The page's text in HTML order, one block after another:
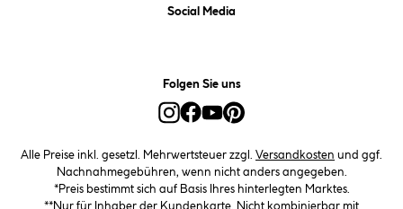
Social Media
Folgen Sie uns
Alle Preise inkl. gesetzl. Mehrwertsteuer zzgl. Versandkosten und ggf.
Nachnahmegebühren, wenn nicht anders angegeben.
*Preis bestimmt sich auf Basis Ihres hinterlegten Marktes.
**Nur für Inhaber der Kundenkarte. Nicht kombinierbar mit